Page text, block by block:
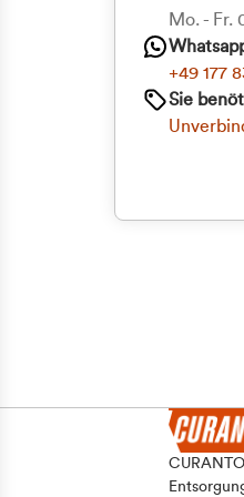
Mo. - Fr.
+49 177
Sie